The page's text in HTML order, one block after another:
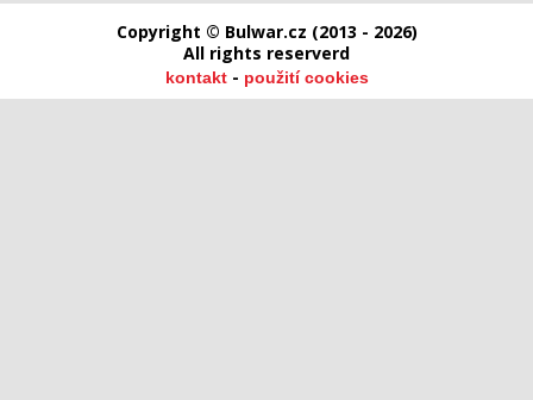
Copyright © Bulwar.cz (2013 - 2026)
All rights reserverd
kontakt- použití cookies